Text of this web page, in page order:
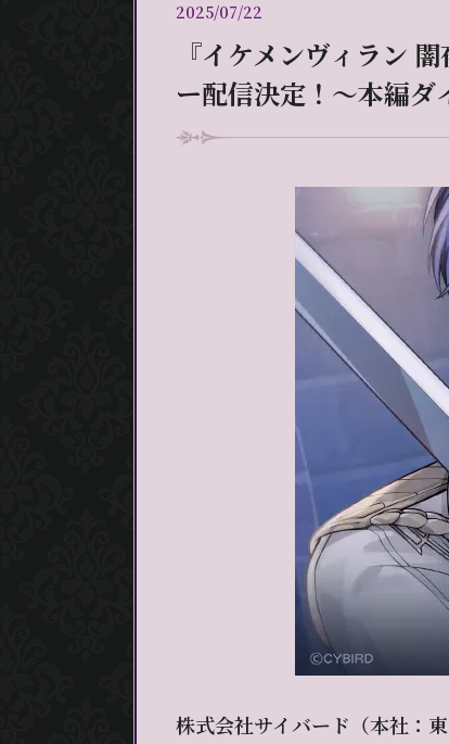
2025/07/22
『イケメンヴィラン
ー配信決定！～本編
株式会社サイバード（本社：